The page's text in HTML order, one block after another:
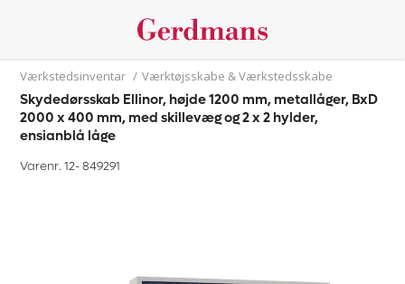
Værkstedsinventar / Værktøjsskabe & Værkstedsskabe
Skydedørsskab Ellinor, højde 1200 mm, metallåger, BxD
2000 x 400 mm, med skillevæg og 2 x 2 hylder,
ensianblå låge
Varenr. 12-849291